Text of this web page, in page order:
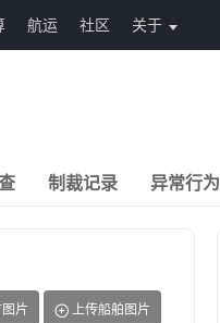
航运 社区 关于
制裁记录 异常行为
片 上传船舶图片